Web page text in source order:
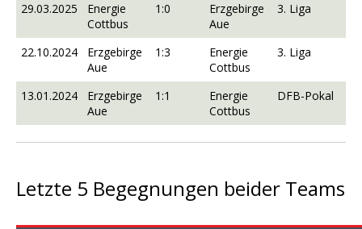
29.03.2025
Energie
Cottbus
1:0
Erzgebirge
Aue
3. Liga
22.10.2024
Erzgebirge
Aue
1:3
Energie
Cottbus
3. Liga
13.01.2024
Erzgebirge
Aue
1:1
Energie
Cottbus
DFB-Pokal
Letzte 5 Begegnungen beider Teams